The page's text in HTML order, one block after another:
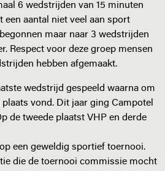
6 wedstrijden van 15 minuten
een aantal niet veel aan sport
maar naar 3 wedstrijden
Respect voor deze groep mensen
hebben afgemaakt.
wedstrijd gespeeld waarna om
vond. Dit jaar ging Campotel
de tweede plaatst VHP en derde
een geweldig sportief toernooi.
die de toernooi commissie mocht